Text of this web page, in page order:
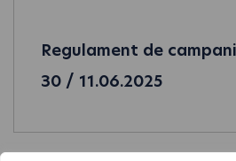
Regulament de
30 / 11.06.2025